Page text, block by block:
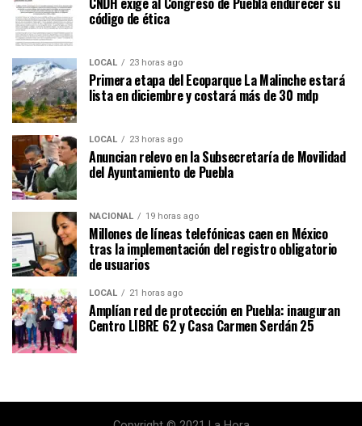
código de ética
LOCAL 23 horas ago
Primera etapa del Ecoparque La Malinche estará
lista en diciembre y costará más de 30 mdp
LOCAL 23 horas ago
Anuncian relevo en la Subsecretaría de Movilidad
del Ayuntamiento de Puebla
NACIONAL 19 horas ago
Millones de líneas telefónicas caen en México
tras la implementación del registro obligatorio
de usuarios
LOCAL 21 horas ago
Amplían red de protección en Puebla: inauguran
Centro LIBRE 62 y Casa Carmen Serdán 25